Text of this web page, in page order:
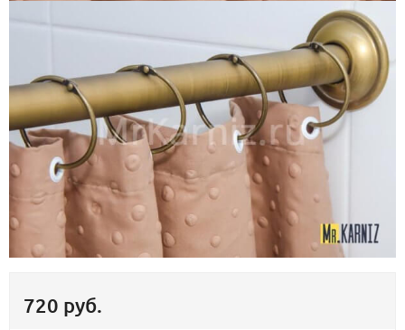
720 руб.